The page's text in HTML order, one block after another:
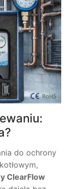
do ochrony
ClearFlow